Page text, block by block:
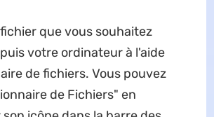
que vous souhaitez
votre ordinateur à l'aide
de fichiers. Vous pouvez
de Fichiers" en